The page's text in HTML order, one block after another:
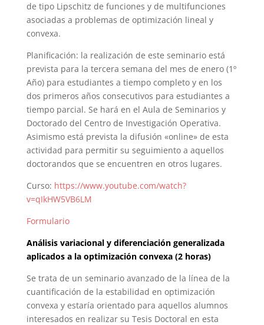
de tipo Lipschitz de funciones y de multifunciones
asociadas a problemas de optimización lineal y
convexa.
Planificación: la realización de este seminario está
prevista para la tercera semana del mes de enero (1º
Año) para estudiantes a tiempo completo y en los
dos primeros años consecutivos para estudiantes a
tiempo parcial. Se hará en el Aula de Seminarios y
Doctorado del Centro de Investigación Operativa.
Asimismo está prevista la difusión «online» de esta
actividad para permitir su seguimiento a aquellos
doctorandos que se encuentren en otros lugares.
Curso: https://www.youtube.com/watch?
v=qIkHW5VB6LM
Formulario
Análisis variacional y diferenciación generalizada
aplicados a la optimización convexa (2 horas)
Se trata de un seminario avanzado de la línea de la
cuantificación de la estabilidad en optimización
convexa y estaría orientado para aquellos alumnos
interesados en realizar su Tesis Doctoral en esta